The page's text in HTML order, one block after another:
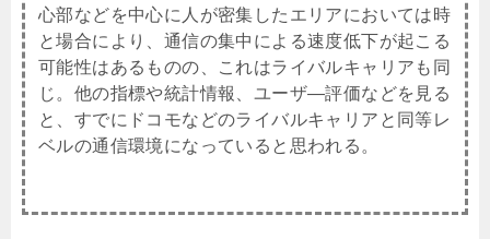
心部などを中心に人が密集したエリアにおいては時
と場合により、通信の集中による速度低下が起こる
可能性はあるものの、これはライバルキャリアも同
じ。他の指標や統計情報、ユーザ―評価などを見る
と、すでにドコモなどのライバルキャリアと同等レ
ベルの通信環境になっていると思われる。